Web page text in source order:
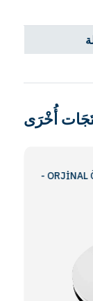
أُخْرَى
FL - ORJİNAL